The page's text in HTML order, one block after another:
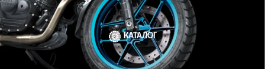
КАТАЛОГ